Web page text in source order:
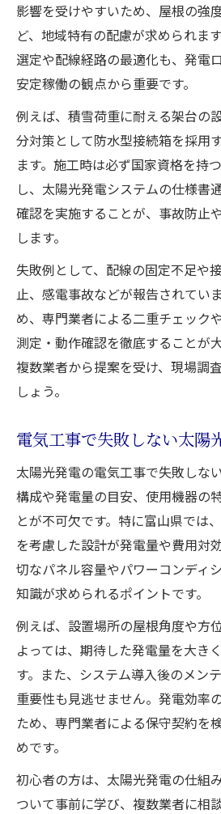
太陽光発電導入で重視
ント
富山県で太陽光発電工事を成
電気工事を含む太陽光
太陽光パネル設置の流
電気工事の質が左右す
太陽光発電工事前に知
富山県で安心の太陽光
太陽光パネル工事における補
電気工事と補助金活用
太陽光発電の補助金申
事
補助金を最大限活かす電
太陽光パネル工事費用と
電気工事費用を抑える富山
太陽光発電電気工事費
電気工事見積もりのポ
太陽光パネル工事で賢
電気工事費用を下げる補
費用対効果を高める電気
失敗しない太陽光発電の実現
電気工事視点で太陽光
太陽光パネル設置前に
電気工事の品質が発電
太陽光発電のデメリット
影響を受けやすいため、屋根の強
ど、地域特有の配慮が求められま
選定や配線経路の最適化も、発電
安定稼働の観点から重要です。
例えば、積雪荷重に耐える架台の
分対策として防水型接続箱を採用
ます。施工時は必ず国家資格を持
し、太陽光発電システムの仕様書
確認を実施することが、事故防止
します。
失敗例として、配線の固定不足や
止、感電事故などが報告されてい
め、専門業者による二重チェック
測定・動作確認を徹底することが
複数業者から提案を受け、現場調
しょう。
電気工事で失敗しない太陽
太陽光発電の電気工事で失敗しな
構成や発電量の目安、使用機器の
とが不可欠です。特に富山県では
を考慮した設計が発電量や費用対
切なパネル容量やパワーコンディ
知識が求められるポイントです。
例えば、設置場所の屋根角度や方
よっては、期待した発電量を大き
す。また、システム導入後のメン
重要性も見逃せません。発電効率
ため、専門業者による保守契約を
めです。
初心者の方は、太陽光発電の仕組
ついて事前に学び、複数業者に相